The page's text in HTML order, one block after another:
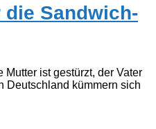
Sandwich-
ist gestürzt, der Vater
Deutschland kümmern sich